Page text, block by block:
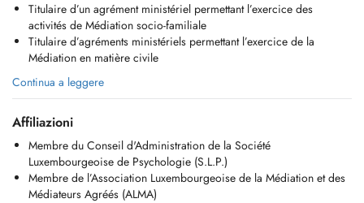
Titulaire d’un agrément ministériel permettant l’exercice des
activités de Médiation socio-familiale
Titulaire d’agréments ministériels permettant l’exercice de la
Médiation en matière civile
Continua a leggere
Affiliazioni
Membre du Conseil d'Administration de la Société
Luxembourgeoise de Psychologie (S.L.P.)
Membre de l’Association Luxembourgeoise de la Médiation et des
Médiateurs Agréés (ALMA)